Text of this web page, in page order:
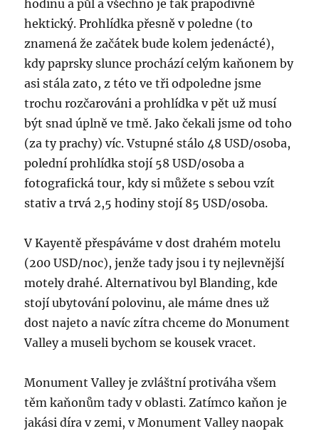
hodinu a půl a všechno je tak prapodivně
hektický. Prohlídka přesně v poledne (to
znamená že začátek bude kolem jedenácté),
kdy paprsky slunce prochází celým kaňonem by
asi stála zato, z této ve tři odpoledne jsme
trochu rozčarováni a prohlídka v pět už musí
být snad úplně ve tmě. Jako čekali jsme od toho
(za ty prachy) víc. Vstupné stálo 48 USD/osoba,
polední prohlídka stojí 58 USD/osoba a
fotografická tour, kdy si můžete s sebou vzít
stativ a trvá 2,5 hodiny stojí 85 USD/osoba.
V Kayentě přespáváme v dost drahém motelu
(200 USD/noc), jenže tady jsou i ty nejlevnější
motely drahé. Alternativou byl Blanding, kde
stojí ubytování polovinu, ale máme dnes už
dost najeto a navíc zítra chceme do Monument
Valley a museli bychom se kousek vracet.
Monument Valley je zvláštní protiváha všem
těm kaňonům tady v oblasti. Zatímco kaňon je
jakási díra v zemi, v Monument Valley naopak